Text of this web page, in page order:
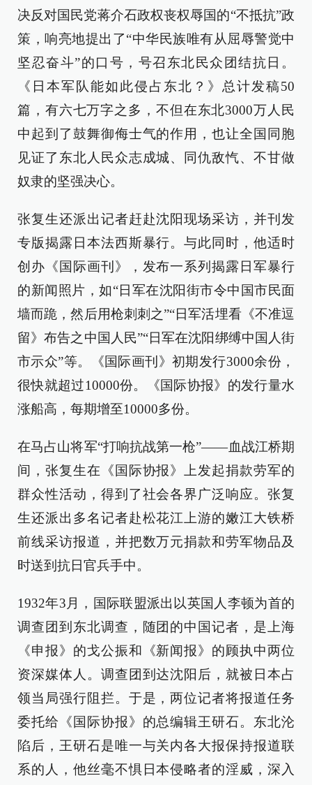
决反对国民党蒋介石政权丧权辱国的“不抵抗”政
策，响亮地提出了“中华民族唯有从屈辱警觉中
坚忍奋斗”的口号，号召东北民众团结抗日。
《日本军队能如此侵占东北？》总计发稿50
篇，有六七万字之多，不但在东北3000万人民
中起到了鼓舞御侮士气的作用，也让全国同胞
见证了东北人民众志成城、同仇敌忾、不甘做
奴隶的坚强决心。
张复生还派出记者赶赴沈阳现场采访，并刊发
专版揭露日本法西斯暴行。与此同时，他适时
创办《国际画刊》，发布一系列揭露日军暴行
的新闻照片，如“日军在沈阳街市令中国市民面
墙而跪，然后用枪刺刺之”“日军活埋看《不准逗
留》布告之中国人民”“日军在沈阳绑缚中国人街
市示众”等。《国际画刊》初期发行3000余份，
很快就超过10000份。《国际协报》的发行量水
涨船高，每期增至10000多份。
在马占山将军“打响抗战第一枪”——血战江桥期
间，张复生在《国际协报》上发起捐款劳军的
群众性活动，得到了社会各界广泛响应。张复
生还派出多名记者赴松花江上游的嫩江大铁桥
前线采访报道，并把数万元捐款和劳军物品及
时送到抗日官兵手中。
1932年3月，国际联盟派出以英国人李顿为首的
调查团到东北调查，随团的中国记者，是上海
《申报》的戈公振和《新闻报》的顾执中两位
资深媒体人。调查团到达沈阳后，就被日本占
领当局强行阻拦。于是，两位记者将报道任务
委托给《国际协报》的总编辑王研石。东北沦
陷后，王研石是唯一与关内各大报保持报道联
系的人，他丝毫不惧日本侵略者的淫威，深入